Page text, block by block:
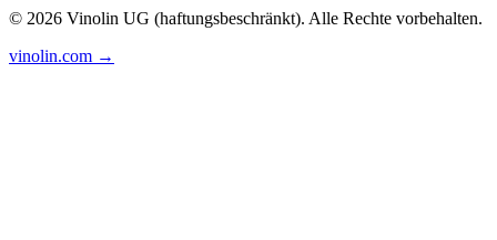
© 2026 Vinolin UG (haftungsbeschränkt). Alle Rechte vorbehalten.
vinolin.com →